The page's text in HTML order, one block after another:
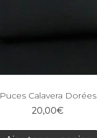
Puces Calavera Dorées
20,00€